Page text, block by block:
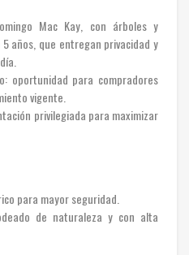
Mac Kay, con árboles y
años, que entregan privacidad y
oportunidad para compradores
vigente.
privilegiada para maximizar
para mayor seguridad.
de naturaleza y con alta